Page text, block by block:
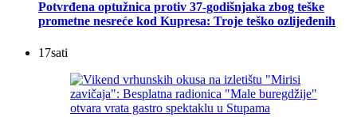
Potvrđena optužnica protiv 37-godišnjaka zbog teške
prometne nesreće kod Kupresa: Troje teško ozlijeđenih
17sati